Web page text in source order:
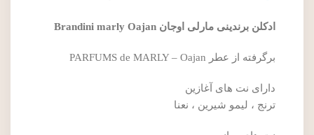
ادکلن برندینی مارلی اوجان Brandini marly Oajan
برگرفته از عطر PARFUMS de MARLY – Oajan
دارای نت های آغازین
ترنج ، لیمو شیرین ، نعنا